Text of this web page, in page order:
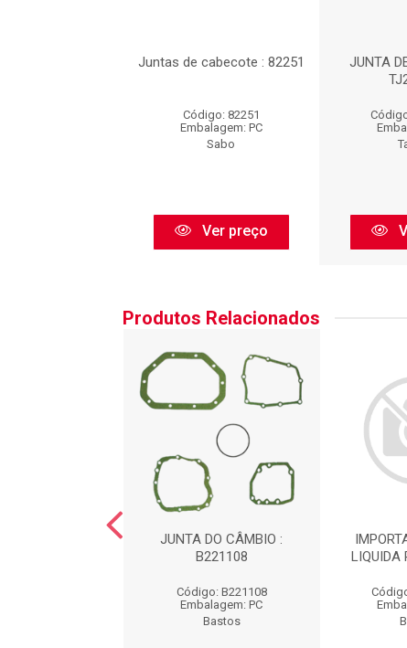
Juntas de cabecote : 82251
Código: 82251
Embalagem: PC
Sabo
Ver preço
JUNTA
Produtos Relacionados
JUNTA DO CÂMBIO :
B221108
Código: B221108
Embalagem: PC
Bastos
LIQUIDA